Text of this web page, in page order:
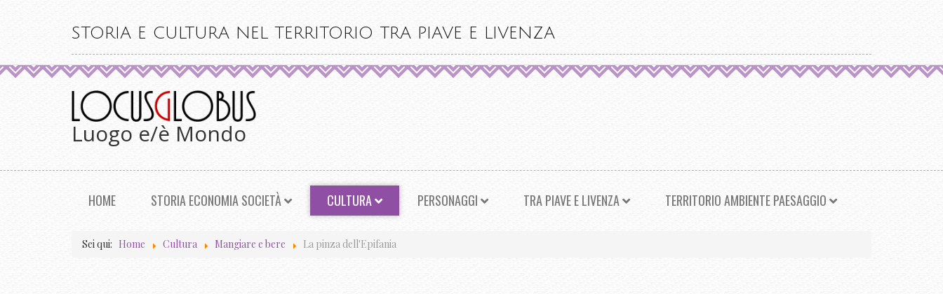
STORIA E CULTURA NEL TERRITORIO TRA PIAVE E LIVENZA
Luogo e/è Mondo
HOME STORIA ECONOMIA SOCIETÀ CULTURA PERSONAGGI TRA PIAVE E LIVENZA TERRITORIO AMBIENTE PAESAGGIO
Sei qui: Home Cultura Mangiare e bere La pinza dell'Epifania